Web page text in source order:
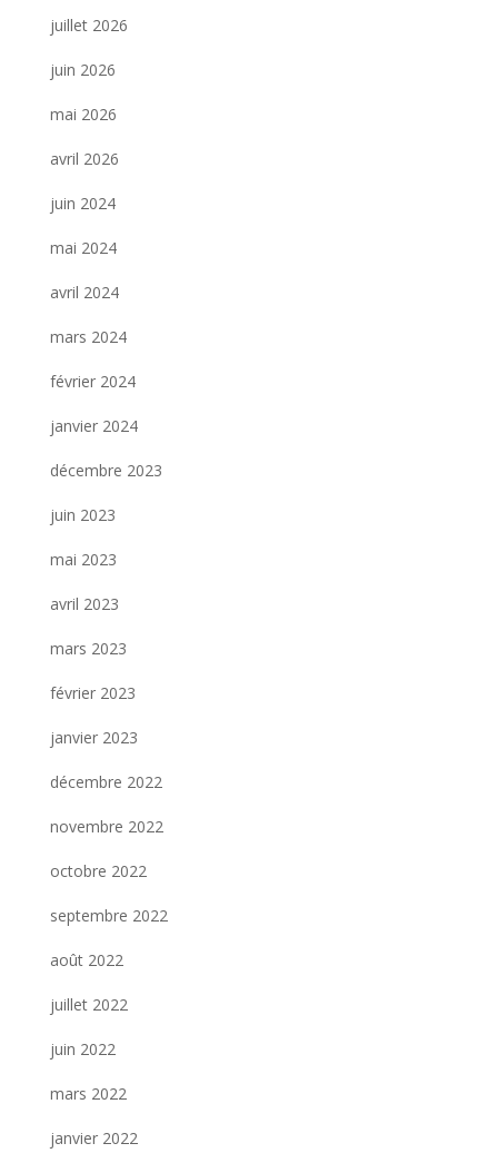
juillet 2026
juin 2026
mai 2026
avril 2026
juin 2024
mai 2024
avril 2024
mars 2024
février 2024
janvier 2024
décembre 2023
juin 2023
mai 2023
avril 2023
mars 2023
février 2023
janvier 2023
décembre 2022
novembre 2022
octobre 2022
septembre 2022
août 2022
juillet 2022
juin 2022
mars 2022
janvier 2022